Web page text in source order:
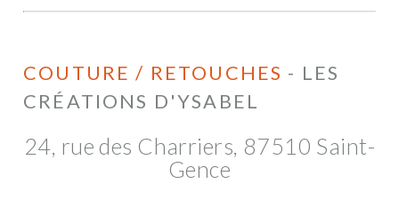
COUTURE / RETOUCHES - LES
CRÉATIONS D'YSABEL
24, rue des Charriers, 87510 Saint-
Gence